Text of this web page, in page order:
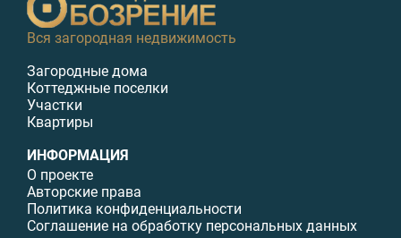
Вся загородная недвижимость
Загородные дома
Коттеджные поселки
Участки
Квартиры
ИНФОРМАЦИЯ
О проекте
Авторские права
Политика конфиденциальности
Соглашение на обработку персональных данных